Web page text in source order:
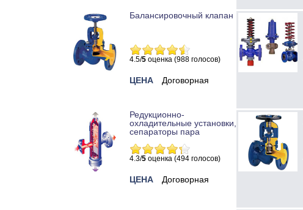
Балансировочный клапан
4.5/5 оценка (988 голосов)
ЦЕНА Договорная
Редукционно-
охладительные установки,
сепараторы пара
4.3/5 оценка (494 голосов)
ЦЕНА Договорная